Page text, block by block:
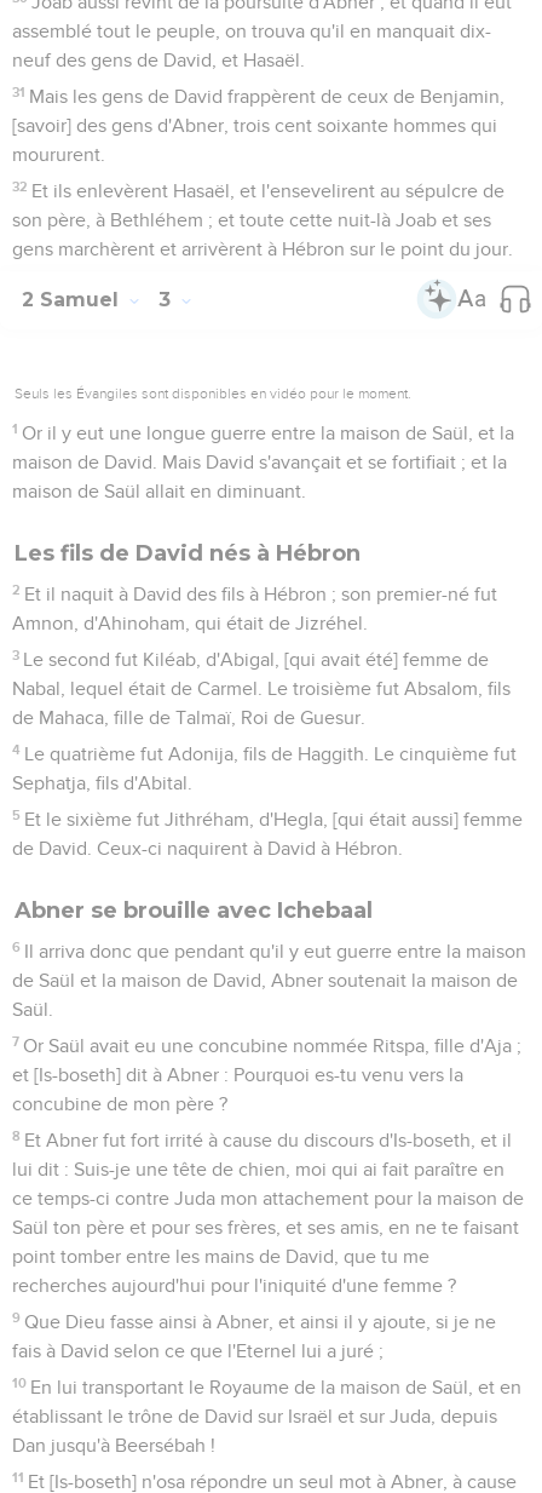
assemblé tout le peuple, on trouva qu'il en manquait dix-
neuf des gens de David, et Hasaël.
31 Mais les gens de David frappèrent de ceux de Benjamin,
[savoir] des gens d'Abner, trois cent soixante hommes qui
moururent.
32 Et ils enlevèrent Hasaël, et l'ensevelirent au sépulcre de
son père, à Bethléhem ; et toute cette nuit-là Joab et ses
gens marchèrent et arrivèrent à Hébron sur le point du jour.
2 Samuel 3
Seuls les Évangiles sont disponibles en vidéo pour le moment.
1 Or il y eut une longue guerre entre la maison de Saül, et la
maison de David. Mais David s'avançait et se fortifiait ; et la
maison de Saül allait en diminuant.
Les fils de David nés à Hébron
2 Et il naquit à David des fils à Hébron ; son premier-né fut
Amnon, d'Ahinoham, qui était de Jizréhel.
3 Le second fut Kiléab, d'Abigal, [qui avait été] femme de
Nabal, lequel était de Carmel. Le troisième fut Absalom, fils
de Mahaca, fille de Talmaï, Roi de Guesur.
4 Le quatrième fut Adonija, fils de Haggith. Le cinquième fut
Sephatja, fils d'Abital.
5 Et le sixième fut Jithréham, d'Hegla, [qui était aussi] femme
de David. Ceux-ci naquirent à David à Hébron.
Abner se brouille avec Ichebaal
6 Il arriva donc que pendant qu'il y eut guerre entre la maison
de Saül et la maison de David, Abner soutenait la maison de
Saül.
7 Or Saül avait eu une concubine nommée Ritspa, fille d'Aja ;
et [Is-boseth] dit à Abner : Pourquoi es-tu venu vers la
concubine de mon père ?
8 Et Abner fut fort irrité à cause du discours d'Is-boseth, et il
lui dit : Suis-je une tête de chien, moi qui ai fait paraître en
ce temps-ci contre Juda mon attachement pour la maison de
Saül ton père et pour ses frères, et ses amis, en ne te faisant
point tomber entre les mains de David, que tu me
recherches aujourd'hui pour l'iniquité d'une femme ?
9 Que Dieu fasse ainsi à Abner, et ainsi il y ajoute, si je ne
fais à David selon ce que l'Eternel lui a juré ;
10 En lui transportant le Royaume de la maison de Saül, et en
établissant le trône de David sur Israël et sur Juda, depuis
Dan jusqu'à Beersébah !
11 Et [Is-boseth] n'osa répondre un seul mot à Abner, à cause